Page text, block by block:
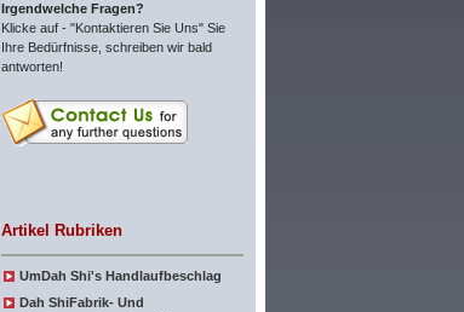
Irgendwelche Fragen?
Klicke auf - "Kontaktieren Sie Uns" Sie
Ihre Bedürfnisse, schreiben wir bald
antworten!
Artikel Rubriken
UmDah Shi's Handlaufbeschlag
Dah ShiFabrik- Und